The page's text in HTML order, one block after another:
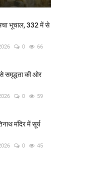
भूचाल, 332 में से
0 66
से समृद्धता की ओर
0 59
मंदिर में सूर्य
0 45